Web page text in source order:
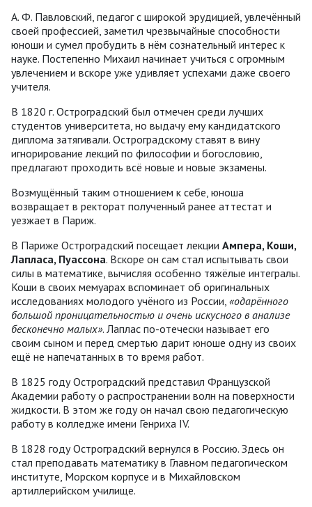
А. Ф. Павловский, педагог с широкой эрудицией, увлечённый
своей профессией, заметил чрезвычайные способности
юноши и сумел пробудить в нём сознательный интерес к
науке. Постепенно Михаил начинает учиться с огромным
увлечением и вскоре уже удивляет успехами даже своего
учителя.
В 1820 г. Остроградский был отмечен среди лучших
студентов университета, но выдачу ему кандидатского
диплома затягивали. Остроградскому ставят в вину
игнорирование лекций по философии и богословию,
предлагают проходить всё новые и новые экзамены.
Возмущённый таким отношением к себе, юноша
возвращает в ректорат полученный ранее аттестат и
уезжает в Париж.
В Париже Остроградский посещает лекции Ампера, Коши,
Лапласа, Пуассона. Вскоре он сам стал испытывать свои
силы в математике, вычисляя особенно тяжёлые интегралы.
Коши в своих мемуарах вспоминает об оригинальных
исследованиях молодого учёного из России, «одарённого
большой проницательностью и очень искусного в анализе
бесконечно малых». Лаплас по-отечески называет его
своим сыном и перед смертью дарит юноше одну из своих
ещё не напечатанных в то время работ.
В 1825 году Остроградский представил Французской
Академии работу о распространении волн на поверхности
жидкости. В этом же году он начал свою педагогическую
работу в колледже имени Генриха IV.
В 1828 году Остроградский вернулся в Россию. Здесь он
стал преподавать математику в Главном педагогическом
институте, Морском корпусе и в Михайловском
артиллерийском училище.